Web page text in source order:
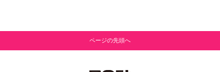
ページの先頭へ